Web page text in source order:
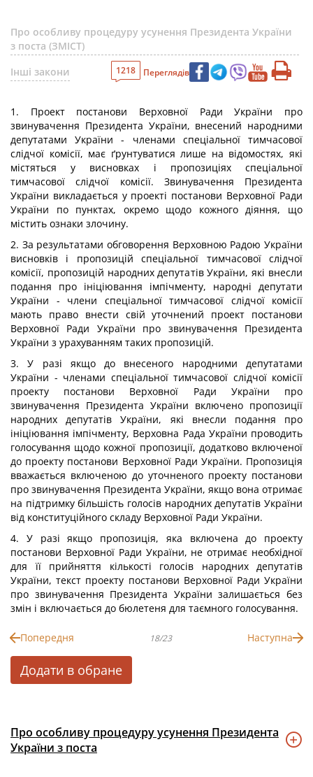
Про особливу процедуру усунення Президента України
з поста (ЗМІСТ)
Інші закони
1218 Переглядів
1. Проект постанови Верховної Ради України про
звинувачення Президента України, внесений народними
депутатами України - членами спеціальної тимчасової
слідчої комісії, має ґрунтуватися лише на відомостях, які
містяться у висновках і пропозиціях спеціальної
тимчасової слідчої комісії. Звинувачення Президента
України викладається у проекті постанови Верховної Ради
України по пунктах, окремо щодо кожного діяння, що
містить ознаки злочину.
2. За результатами обговорення Верховною Радою України
висновків і пропозицій спеціальної тимчасової слідчої
комісії, пропозицій народних депутатів України, які внесли
подання про ініціювання імпічменту, народні депутати
України - члени спеціальної тимчасової слідчої комісії
мають право внести свій уточнений проект постанови
Верховної Ради України про звинувачення Президента
України з урахуванням таких пропозицій.
3. У разі якщо до внесеного народними депутатами
України - членами спеціальної тимчасової слідчої комісії
проекту постанови Верховної Ради України про
звинувачення Президента України включено пропозиції
народних депутатів України, які внесли подання про
ініціювання імпічменту, Верховна Рада України проводить
голосування щодо кожної пропозиції, додатково включеної
до проекту постанови Верховної Ради України. Пропозиція
вважається включеною до уточненого проекту постанови
про звинувачення Президента України, якщо вона отримає
на підтримку більшість голосів народних депутатів України
від конституційного складу Верховної Ради України.
4. У разі якщо пропозиція, яка включена до проекту
постанови Верховної Ради України, не отримає необхідної
для її прийняття кількості голосів народних депутатів
України, текст проекту постанови Верховної Ради України
про звинувачення Президента України залишається без
змін і включається до бюлетеня для таємного голосування.
Попередня 18/23 Наступна
Додати в обране
Про особливу процедуру усунення Президента
України з поста